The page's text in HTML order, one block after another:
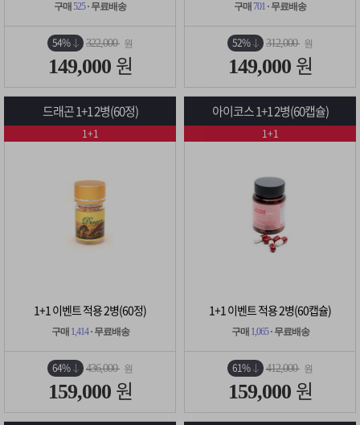
구매 525· 무료배송
54% 322,000 원
149,000 원
구매 701 · 무료배송
52% 312,000 원
149,000 원
드래곤 1+1 2병(60정)
1+1 이벤트 적용 2병(60정)
구매 1,414· 무료배송
64% 436,000 원
159,000 원
1+1
아이코스 1+1 2병(60캡슐)
1+1 이벤트 적용 2병(60캡슐)
구매 1,065· 무료배송
61% 412,000 원
159,000 원
1+1